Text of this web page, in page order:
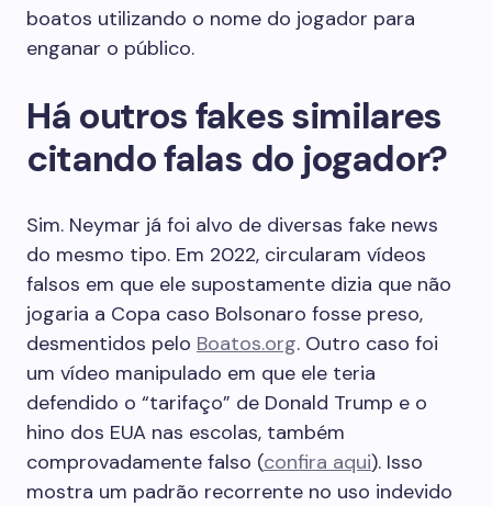
boatos utilizando o nome do jogador para
enganar o público.
Há outros fakes similares
citando falas do jogador?
Sim. Neymar já foi alvo de diversas fake news
do mesmo tipo. Em 2022, circularam vídeos
falsos em que ele supostamente dizia que não
jogaria a Copa caso Bolsonaro fosse preso,
desmentidos pelo Boatos.org. Outro caso foi
um vídeo manipulado em que ele teria
defendido o “tarifaço” de Donald Trump e o
hino dos EUA nas escolas, também
comprovadamente falso (confira aqui). Isso
mostra um padrão recorrente no uso indevido